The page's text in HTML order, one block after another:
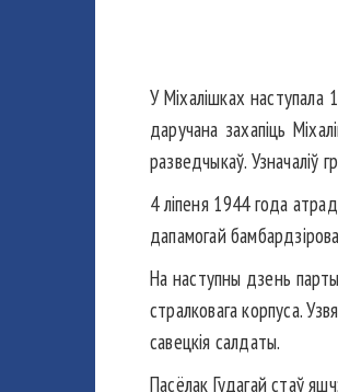
У Міхалішках наступала
даручана захапіць
разведчыкаў. Узначаліў
4 ліпеня 1944 года
дапамогай
На наступны дзень
стралковага корпуса.
савецкія салдаты.
Пасёлак Гудагай стаў